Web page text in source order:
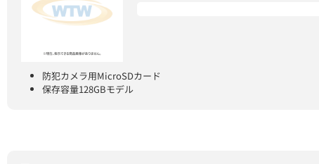
防犯カメラ用MicroSDカード
保存容量128GBモデル